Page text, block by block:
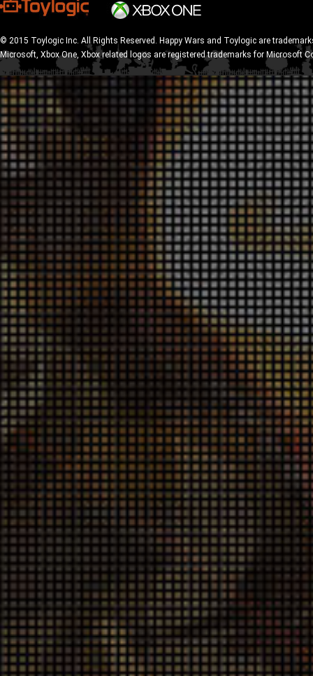
© 2015 Toylogic Inc. All Rights Reserved. Happy Wars and Toylogic are
Microsoft, Xbox One, Xbox related logos are registered trademarks for Microsoft